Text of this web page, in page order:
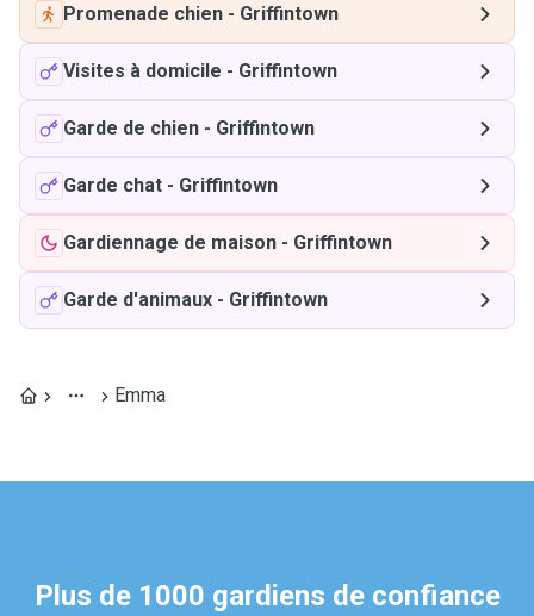
Promenade chien - Griffintown
Visites à domicile - Griffintown
Garde de chien - Griffintown
Garde chat - Griffintown
Gardiennage de maison - Griffintown
Garde d'animaux - Griffintown
Emma
Plus de 1000 gardiens de confiance